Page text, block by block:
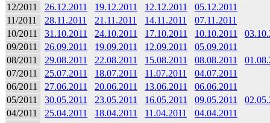
12/2011 26.12.2011 19.12.2011 12.12.2011
05.12.2011
11/2011
28.11.2011 21.11.2011 14.11.2011
07.11.2011
10/2011
31.10.2011 24.10.2011 17.10.2011 10.10.2011
09/2011
26.09.2011 19.09.2011 12.09.2011
05.09.2011
08/2011
29.08.2011 22.08.2011 15.08.2011 08.08.2011
07/2011
25.07.2011 18.07.2011 11.07.2011
04.07.2011
06/2011
27.06.2011 20.06.2011 13.06.2011
06.06.2011
05/2011
30.05.2011 23.05.2011 16.05.2011 09.05.2011
04/2011
25.04.2011 18.04.2011 11.04.2011
04.04.2011